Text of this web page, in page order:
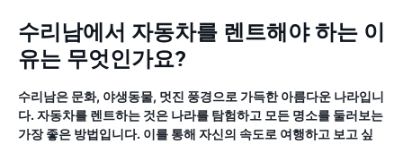
수리남에서 자동차를 렌트해야 하는 이
유는 무엇인가요?
수리남은 문화, 야생동물, 멋진 풍경으로 가득한 아름다운 나라입니
다. 자동차를 렌트하는 것은 나라를 탐험하고 모든 명소를 둘러보는
가장 좋은 방법입니다. 이를 통해 자신의 속도로 여행하고 보고 싶